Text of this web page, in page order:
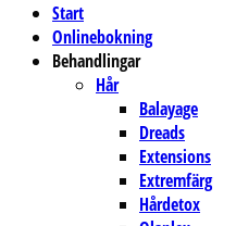
Start
Onlinebokning
Behandlingar
Hår
Balayage
Dreads
Extensions
Extremfärg
Hårdetox